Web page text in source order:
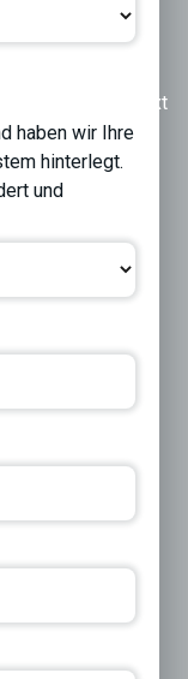
Next
haben wir Ihre
hinterlegt.
und